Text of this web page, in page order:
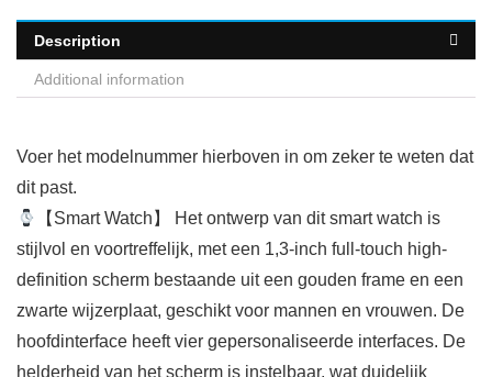
Description
Additional information
Voer het modelnummer hierboven in om zeker te weten dat
dit past.
【Smart Watch】 Het ontwerp van dit smart watch is
stijlvol en voortreffelijk, met een 1,3-inch full-touch high-
definition scherm bestaande uit een gouden frame en een
zwarte wijzerplaat, geschikt voor mannen en vrouwen. De
hoofdinterface heeft vier gepersonaliseerde interfaces. De
helderheid van het scherm is instelbaar, wat duidelijk